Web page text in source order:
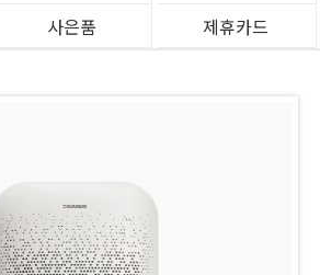
사은품 제휴카드